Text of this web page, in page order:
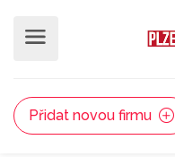
Přidat novou firmu